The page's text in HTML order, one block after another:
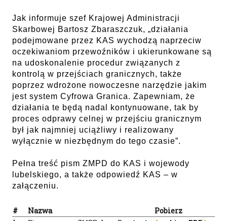
Jak informuje szef Krajowej Administracji
Skarbowej Bartosz Zbaraszczuk, „działania
podejmowane przez KAS wychodzą naprzeciw
oczekiwaniom przewoźników i ukierunkowane są
na udoskonalenie procedur związanych z
kontrolą w przejściach granicznych, także
poprzez wdrożone nowoczesne narzędzie jakim
jest system Cyfrowa Granica. Zapewniam, że
działania te będą nadal kontynuowane, tak by
proces odprawy celnej w przejściu granicznym
był jak najmniej uciążliwy i realizowany
wyłącznie w niezbędnym do tego czasie”.
Pełna treść pism ZMPD do KAS i wojewody
lubelskiego, a także odpowiedź KAS – w
załączeniu.
# Nazwa
Pobierz